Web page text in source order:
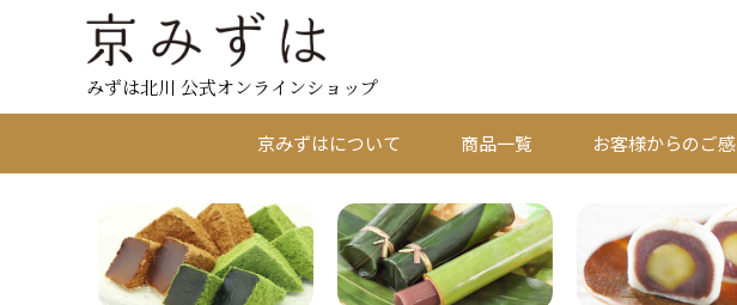
みずは北川 公式オンラインショップ
京みずはについて 商品一覧 お客様からのご